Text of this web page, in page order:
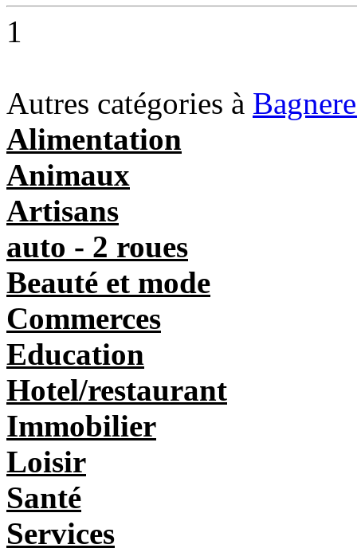
1
Autres catégories à
Alimentation
Animaux
Artisans
auto - 2 roues
Beauté et mode
Commerces
Education
Hotel/restaurant
Immobilier
Loisir
Santé
Services